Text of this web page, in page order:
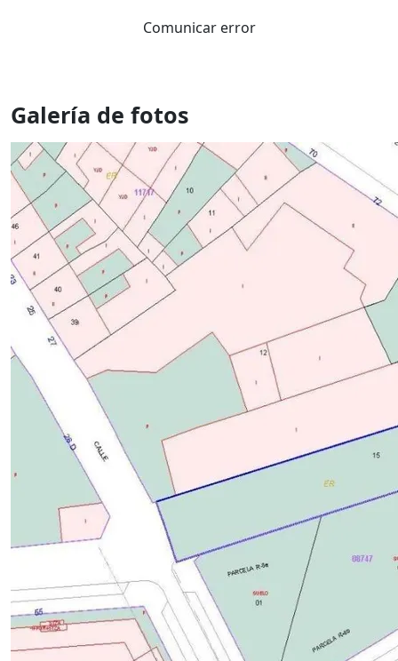
Comunicar error
Galería de fotos